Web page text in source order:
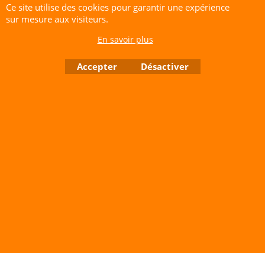
Ce site utilise des cookies pour garantir une expérience
sur mesure aux visiteurs.
En savoir plus
Accepter Désactiver